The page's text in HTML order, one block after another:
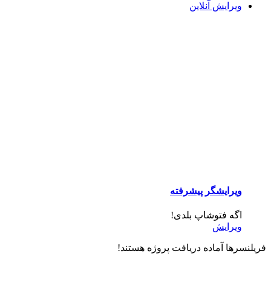
ویرایش آنلاین
ویرایشگر پیشرفته
اگه فتوشاپ بلدی!
ویرایش
فریلنسرها آماده دریافت پروژه هستند!